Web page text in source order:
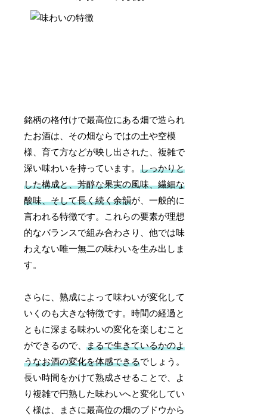
銘柄の格付けで最高位にある畑で造られ
たお酒は、その畑ならではの土や空模
様、育て方などが映し出された、複雑で
深い味わいを持っています。しっかりと
した構成と、芳醇な果実の風味、繊細な
酸味、そして長く続く余韻が、一般的に
言われる特徴です。これらの要素が理想
的なバランスで組み合わさり、他では味
わえない唯一無二の味わいを生み出しま
す。
さらに、熟成によって味わいが変化して
いくのも大きな特徴です。時間の経過と
ともに深まる味わいの変化を楽しむこと
ができるので、まるで生きているかのよ
うなお酒の変化を体感できるでしょう。
長い時間をかけて熟成させることで、よ
り複雑で円熟した味わいへと変化してい
く様は、まさに最高位の畑のブドウから